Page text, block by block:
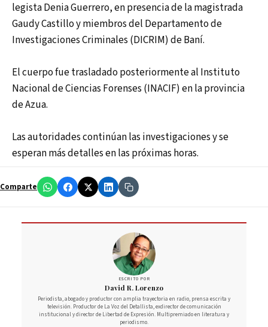
legista Denia Guerrero, en presencia de la magistrada
Gaudy Castillo y miembros del Departamento de
Investigaciones Criminales (DICRIM) de Baní.
El cuerpo fue trasladado posteriormente al Instituto
Nacional de Ciencias Forenses (INACIF) en la provincia
de Azua.
Las autoridades continúan las investigaciones y se
esperan más detalles en las próximas horas.
Comparte
ESCRITO POR
David R. Lorenzo
Periodista, abogado y productor con amplia trayectoria en radio, prensa escrita y
televisión. Productor de La Voz del Detallista, exdirector de comunicación
institucional y director de Libertad de Expresión. Multipremiado en literatura y
periodismo.